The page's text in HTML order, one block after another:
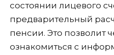
состоянии лицевого
предварительный
пенсии. Это позволит
ознакомиться с